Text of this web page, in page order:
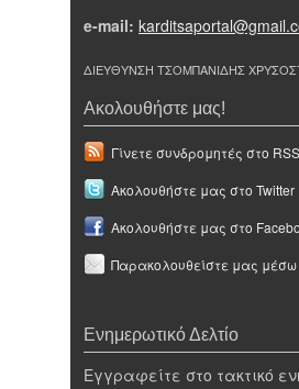
e-mail:
ΔΙΕΥΘΥΝΣΗ ΤΣΟΜΠΑΝΙΔΗΣ
Ακολουθήστε μας!
Γίνετε συνδρομητές στο
Ακολουθήστε μας στο Twitter
Ακολουθήστε μας στο
Παρακολουθείστε μας μέσω
Ενημερωτικό Δελτίο
Εγγραφείτε στο τακτικό